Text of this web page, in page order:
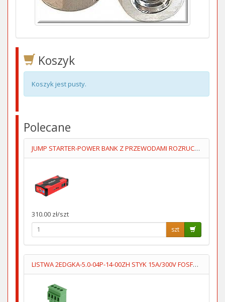
Koszyk
Koszyk jest pusty.
Polecane
JUMP STARTER-POWER BANK Z PRZEWODAMI ROZRUCHOWYMI+KOMPRESOR
310.00 zł/szt
szt
LISTWA 2EDGKA-5.0-04P-14-00ZH STYK 15A/300V FOSFOROBRĄZ